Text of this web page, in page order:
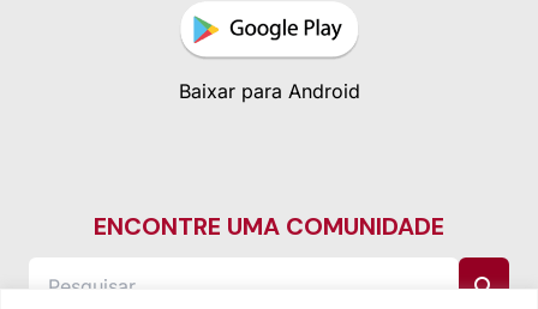
Baixar para Android
ENCONTRE UMA COMUNIDADE